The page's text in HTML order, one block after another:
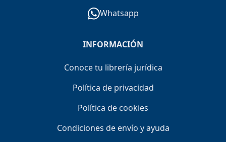
Whatsapp
INFORMACIÓN
Conoce tu librería jurídica
Política de privacidad
Política de cookies
Condiciones de envío y ayuda